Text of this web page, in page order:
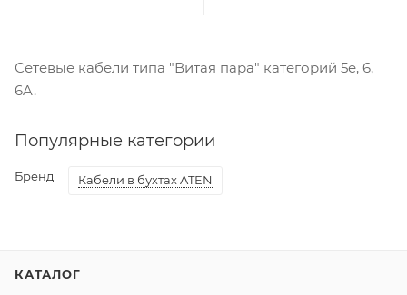
Сетевые кабели типа "Витая пара" категорий 5е, 6,
6A.
Популярные категории
Бренд Кабели в бухтах ATEN
КАТАЛОГ